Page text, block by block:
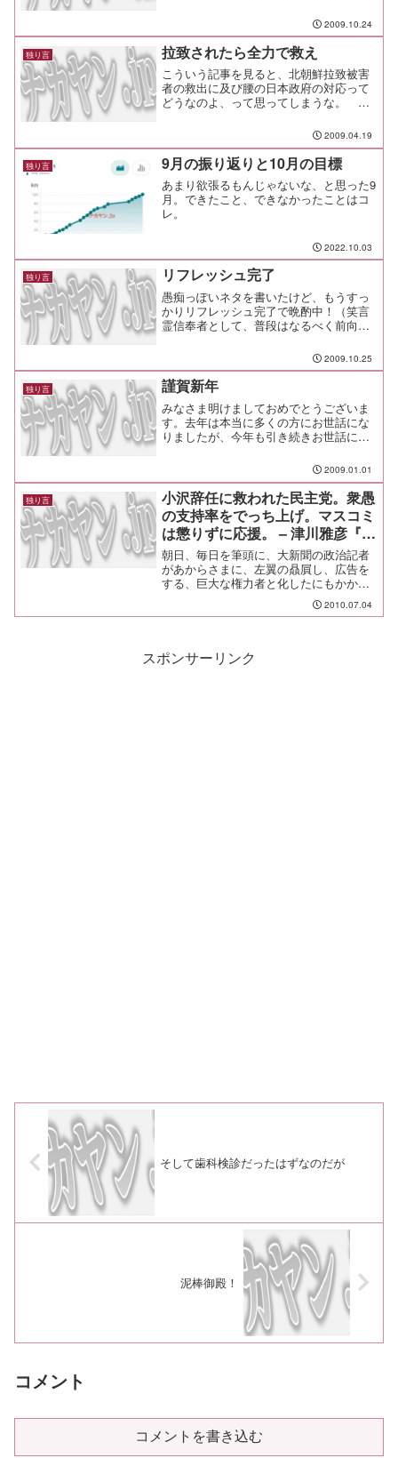
り、帰り道で雨が降り出したのを見て一
気に不安になって他の人に電話して聞い
てみたら、朝は曇りだった...
2009.10.24
独り言 拉致されたら全力で救え
こういう記事を見ると、北朝鮮拉致被害
者の救出に及び腰の日本政府の対応って
どうなのよ、って思ってしまうな。 金
だとか、拉致を認めなかった旧社会党の
連中とかさ。米海軍特殊部隊、船長救出
＝海賊３人射殺、１人拘束...
2009.04.19
独り言 9月の振り返りと10月の目標
あまり欲張るもんじゃないな、と思った9
月。できたこと、できなかったことはコ
レ。
2022.10.03
独り言 リフレッシュ完了
愚痴っぽいネタを書いたけど、もうすっ
かりリフレッシュ完了で晩酌中！（笑言
霊信奉者として、普段はなるべく前向き
れども、さっきのエントリは物は試しと
フォースの暗黒面を書いてみたわけ
だ。 でも、そんなのは銭湯に...
2009.10.25
独り言 謹賀新年
みなさま明けましておめでとうございま
す。去年は本当に多くの方にお世話にな
りましたが、今年も引き続きお世話にな
ありますが、懲りずにお付き合い頂けれ
ばと思います。
2009.01.01
独り言
小沢辞任に救われた民主党。衆愚
の支持率をでっち上げ。マスコミ
は懲りずに応援。 – 津川雅彦『遊
び』ぶろぐ ?サンタの隠れ家?
朝日、毎日を筆頭に、大新聞の政治記者
があからさまに、左翼の贔屓し、広告を
する、巨大な権力者と化したにもかかわ
らず、日本のジャーナリスト達に醒めて
冷静な、インテリジェンスが機能して無
2010.07.04
スポンサーリンク
そして歯科検診だったはずなのだが
泥棒御殿！
コメント
コメントを書き込む